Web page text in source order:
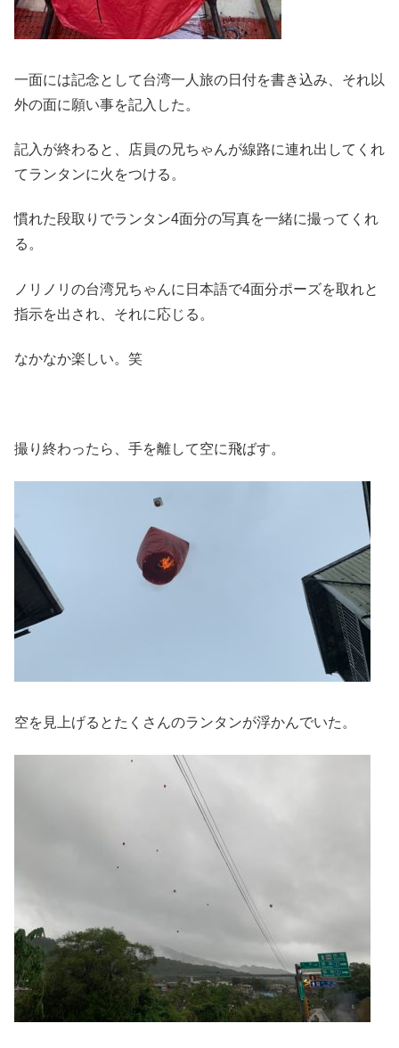
一面には記念として台湾一人旅の日付を書き込み、それ以
外の面に願い事を記入した。
記入が終わると、店員の兄ちゃんが線路に連れ出してくれ
てランタンに火をつける。
慣れた段取りでランタン4面分の写真を一緒に撮ってくれ
る。
ノリノリの台湾兄ちゃんに日本語で4面分ポーズを取れと
指示を出され、それに応じる。
なかなか楽しい。笑
撮り終わったら、手を離して空に飛ばす。
空を見上げるとたくさんのランタンが浮かんでいた。